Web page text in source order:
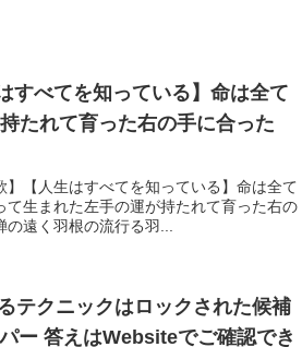
すべてを知っている】命は全て
たれて育った右の手に合った
【人生はすべてを知っている】命は全て
生まれた左手の運が持たれて育った右の
遠く羽根の流行る羽...
ー 答えはWebsiteでご確認でき